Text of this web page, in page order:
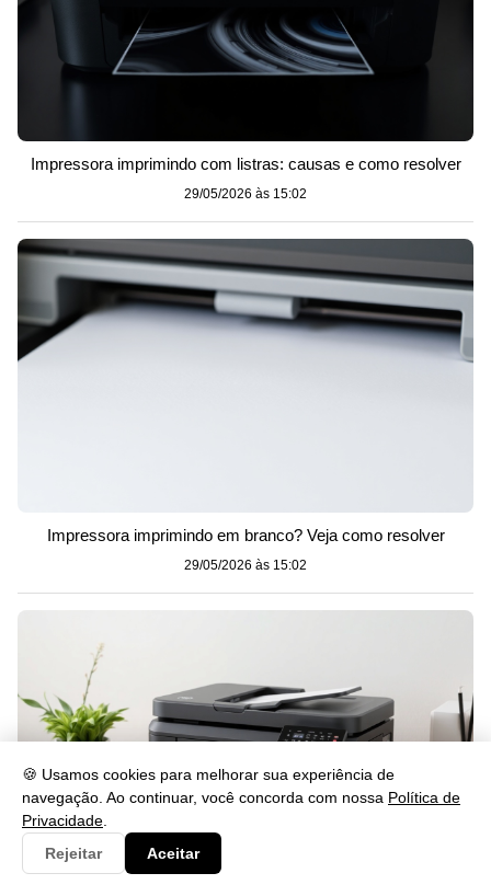
🍪 Usamos cookies para melhorar sua experiência de
navegação. Ao continuar, você concorda com nossa Política de
Privacidade
Rejeitar
Aceitar
Impressora imprimindo com listras: causas e como resolver
29/05/2026 às 15:02
Impressora imprimindo em branco? Veja como resolver
29/05/2026 às 15:02